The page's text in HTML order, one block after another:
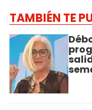
TAMBIÉN TE